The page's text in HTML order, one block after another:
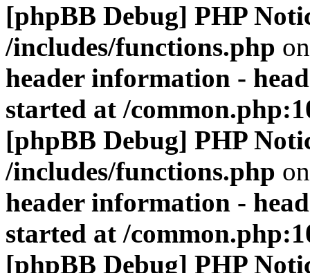
[phpBB Debug] PHP
/includes/functions.php
header information -
started at /
[phpBB Debug] PHP
/includes/functions.php
header information -
started at /
[phpBB Debug] PHP